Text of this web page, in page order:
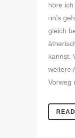
höre
on’s
gleich
kannst.
weitere
Vorweg